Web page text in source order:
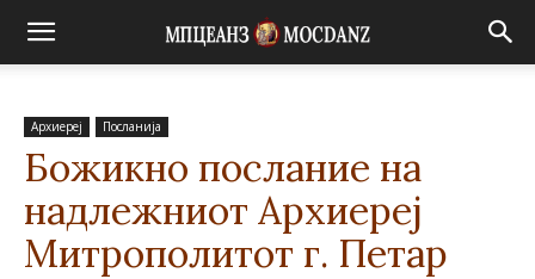
Архиереј Посланија
Божикно послание на
надлежниот Архиереј
Митрополитот г. Петар